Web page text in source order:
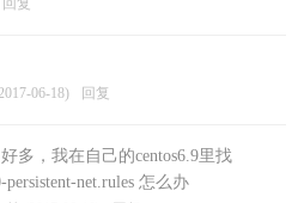
回复
06-18) 回复
多，我在自己的centos6.9里找
persistent-net.rules 怎么办